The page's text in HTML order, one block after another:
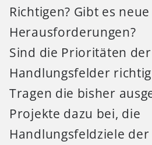
Richtigen? Gibt es neue
Herausforderungen?
Sind die Prioritäten der
Handlungsfelder
Tragen die bisher
Projekte dazu bei, die
Handlungsfeldziele der